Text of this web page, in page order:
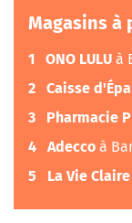
Magasins à
1 ONO LULU à
2 Caisse
3 Pharmacie
4 Adecco à
5 La Vie Claire